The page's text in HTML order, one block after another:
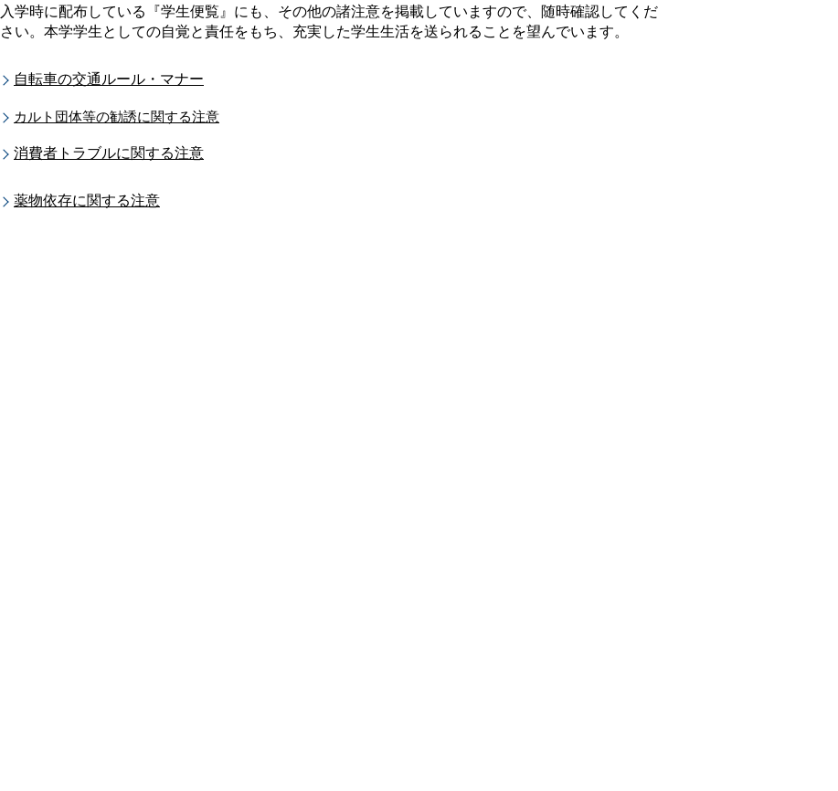
入学時に配布している『学生便覧』にも、その他の諸注意を掲載していますので、随時確認してくだ
さい。本学学生としての自覚と責任をもち、充実した学生生活を送られることを望んでいます。
自転車の交通ルール・マナー
カルト団体等の勧誘に関する注意
消費者トラブルに関する注意
薬物依存に関する注意